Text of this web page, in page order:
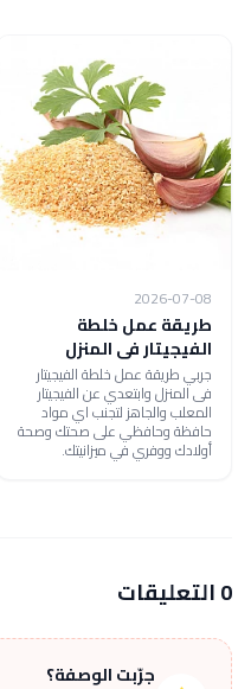
2026-07-08
طريقة عمل خلطة
الفيجيتار فى المنزل
جربي طريقة عمل خلطة الفيجيتار
فى المنزل وابتعدي عن الفيجيتار
المعلب والجاهز لتجنب اي مواد
حافظة وحافظي على صحتك وصحة
أولادك ووفري في ميزانيتك.
0 التعليقات
جرّبت الوصفة؟